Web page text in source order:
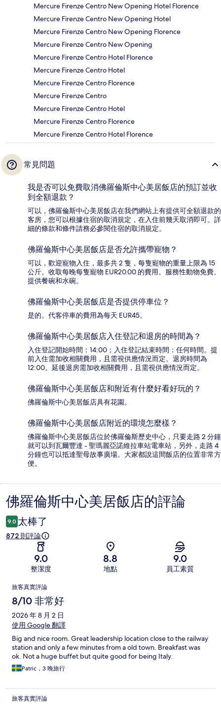
Mercure Firenze Centro New Opening Hotel Florence
Mercure Firenze Centro New Opening Hotel
Mercure Firenze Centro New Opening Florence
Mercure Firenze Centro New Opening
Mercure Firenze Centro Hotel Florence
Mercure Firenze Centro Hotel
Mercure Firenze Centro Florence
Mercure Firenze Centro
Mercure Firenze Centro Hotel
Mercure Firenze Centro Florence
Mercure Firenze Centro Hotel Florence
常見問題
我是否可以免費取消佛羅倫斯中心美居飯店的預訂並收
到全額退款？
可以，佛羅倫斯中心美居飯店在我們網站上有提供可全額退款的
客房，您可以根據住宿的取消規定，在入住前幾天取消即可。詳
細的條款和條件請務必參閱住宿的取消規定。
佛羅倫斯中心美居飯店是否允許攜帶寵物？
可以，歡迎寵物入住，最多共 2 隻，每隻寵物的重量上限為 15
公斤。收取每晚每隻寵物 EUR20.00 的費用。服務性動物免費。
提供餐碗和水碗。
佛羅倫斯中心美居飯店是否提供停車位？
是的。代客停車的費用為每天 EUR45。
佛羅倫斯中心美居飯店入住登記和退房的時間為？
入住登記開始時間：14:00；入住登記結束時間：任何時間。提
前入住需加收相關費用，且需視供應情況而定。退房時間為
12:00。延後退房需加收相關費用，且需視供應情況而定。
佛羅倫斯中心美居飯店和附近有什麼好看好玩的？
佛羅倫斯中心美居飯店具有花園。
佛羅倫斯中心美居飯店附近的環境怎麼樣？
佛羅倫斯中心美居飯店位於佛羅倫斯歷史中心，只要走路 2 分鐘
就可以到瓦爾豐達 - 聖瑪麗亞諾維拉車站電車站，另外，走路 4
分鐘也可以抵達聖母故事廣場。大家都說這間飯店的位置非常方
便。
評
論
佛羅倫斯中心美居飯店的評論
9.0 太棒了
872 則評論
9.0
整潔度
8.8
地點
9.0
員工素質
評
論
旅客真實評論
8/10 非常好
2026 年 8 月 2 日
使用 Google 翻譯
Big and nice room. Great leadership location close to the railway
station and only a few minutes from a old town. Breakfast was
ok. Not a huge buffet but quite good for being Italy.
Patric，3 晚旅行
旅客真實評論